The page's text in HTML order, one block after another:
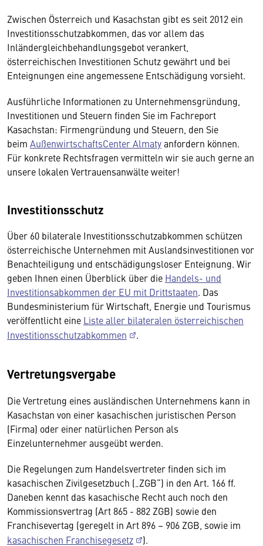
Zwischen Österreich und Kasachstan gibt es seit 2012 ein
Investitionsschutzabkommen, das vor allem das
Inländergleichbehandlungsgebot verankert,
österreichischen Investitionen Schutz gewährt und bei
Enteignungen eine angemessene Entschädigung vorsieht.
Ausführliche Informationen zu Unternehmensgründung,
Investitionen und Steuern finden Sie im Fachreport
Kasachstan: Firmengründung und Steuern, den Sie
beim AußenwirtschaftsCenter Almatyanfordern können.
Für konkrete Rechtsfragen vermitteln wir sie auch gerne an
unsere lokalen Vertrauensanwälte weiter!
Investitionsschutz
Über 60 bilaterale Investitionsschutzabkommen schützen
österreichische Unternehmen mit Auslandsinvestitionen vor
Benachteiligung und entschädigungsloser Enteignung. Wir
geben Ihnen einen Überblick über die Handels- und
Investitionsabkommen der EU mit Drittstaaten. Das
Bundesministerium für Wirtschaft, Energie und Tourismus
veröffentlicht eine Liste aller bilateralen österreichischen
Investitionsschutzabkommen
.
Vertretungsvergabe
Die Vertretung eines ausländischen Unternehmens kann in
Kasachstan von einer kasachischen juristischen Person
(Firma) oder einer natürlichen Person als
Einzelunternehmer ausgeübt werden.
Die Regelungen zum Handelsvertreter finden sich im
kasachischen Zivilgesetzbuch („ZGB“) in den Art. 166 ff.
Daneben kennt das kasachische Recht auch noch den
Kommissionsvertrag (Art 865 - 882 ZGB) sowie den
Franchisevertag (geregelt in Art 896 – 906 ZGB, sowie im
kasachischen Franchisegesetz
).